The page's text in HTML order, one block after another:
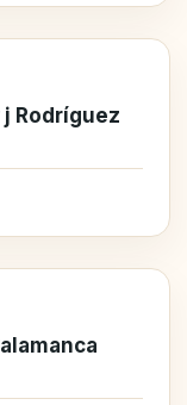
Rodríguez